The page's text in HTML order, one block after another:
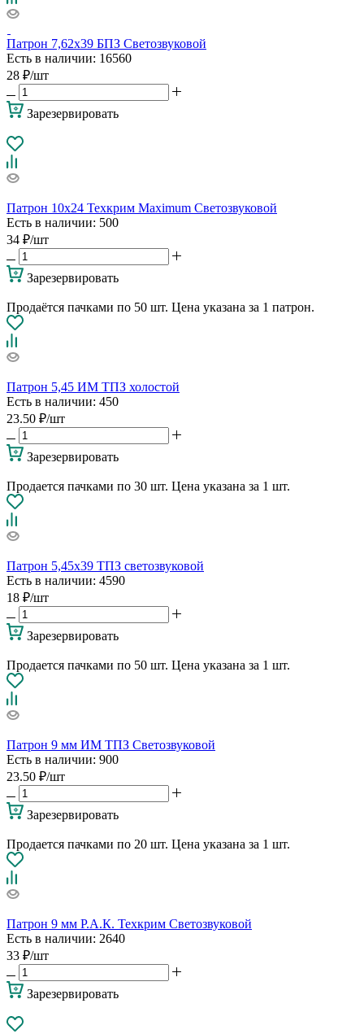
Патрон 7,62х39 БПЗ Светозвуковой
Есть в наличии: 16560
28 ₽/шт
Зарезервировать
Патрон 10х24 Техкрим Maximum Светозвуковой
Есть в наличии: 500
34 ₽/шт
Зарезервировать
Продаётся пачками по 50 шт. Цена указана за 1 патрон.
Патрон 5,45 ИМ ТПЗ холостой
Есть в наличии: 450
23.50 ₽/шт
Зарезервировать
Продается пачками по 30 шт. Цена указана за 1 шт.
Патрон 5,45х39 ТПЗ светозвуковой
Есть в наличии: 4590
18 ₽/шт
Зарезервировать
Продается пачками по 50 шт. Цена указана за 1 шт.
Патрон 9 мм ИМ ТПЗ Светозвуковой
Есть в наличии: 900
23.50 ₽/шт
Зарезервировать
Продается пачками по 20 шт. Цена указана за 1 шт.
Патрон 9 мм Р.А.К. Техкрим Светозвуковой
Есть в наличии: 2640
33 ₽/шт
Зарезервировать